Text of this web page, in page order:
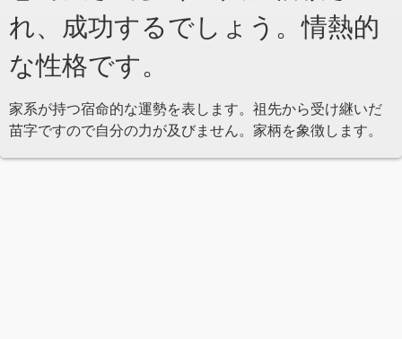
れ、成功するでしょう。情熱的
な性格です。
家系が持つ宿命的な運勢を表します。祖先から受け継いだ
苗字ですので自分の力が及びません。家柄を象徴します。